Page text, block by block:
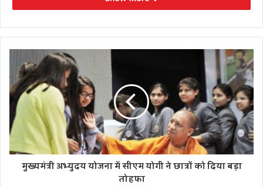
उन्होंने कहा कि मैं भगवान बदरी विशाल और बाबा केदार से पवनदीप के
मुख्यमंत्री अभ्युदय योजना में सीएम योगी ने छात्रों को दिया बड़ा
तोहफा